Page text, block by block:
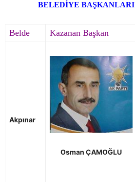
BELEDİYE BAŞKANLARI
Belde Kazanan Başkan
Akpınar
Osman ÇAMOĞLU